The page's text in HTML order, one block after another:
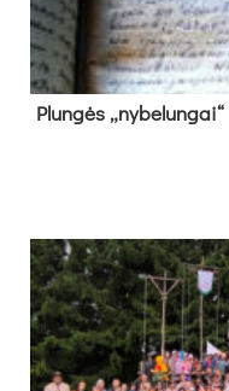
Plun­gės „ny­be­lun­gai“